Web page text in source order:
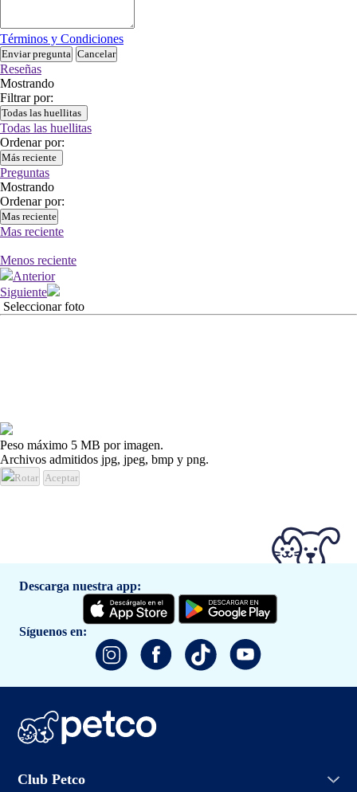
Términos y Condiciones
Enviar pregunta Cancelar
Reseñas
Mostrando
Filtrar por:
Todas las huellitas
Todas las huellitas
Ordenar por:
Más reciente
Preguntas
Mostrando
Ordenar por:
Mas reciente
Mas reciente
Menos reciente
Anterior
Siguiente
Seleccionar foto
Peso máximo 5 MB por imagen.
Archivos admitidos jpg, jpeg, bmp y png.
Rotar Aceptar
Descarga nuestra app:
Síguenos en:
Club Petco
Iniciar sesión